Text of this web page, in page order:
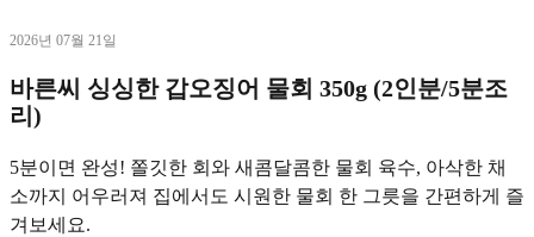
2026년 07월 21일
바른씨 싱싱한 갑오징어 물회 350g (2인분/5분조
리)
5분이면 완성! 쫄깃한 회와 새콤달콤한 물회 육수, 아삭한 채
소까지 어우러져 집에서도 시원한 물회 한 그릇을 간편하게 즐
겨보세요.